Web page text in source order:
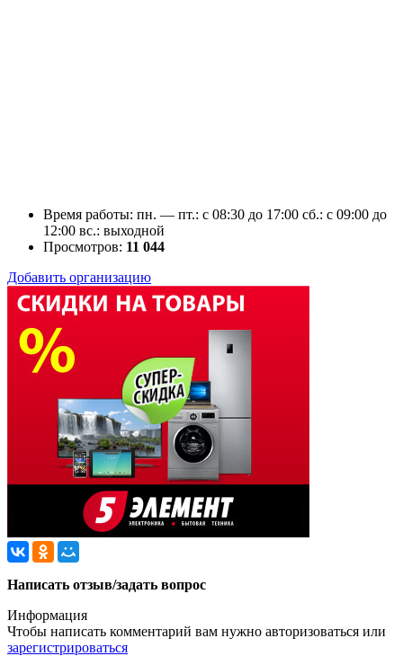
Время работы: пн. — пт.: c 08:30 до 17:00 сб.: c 09:00 до
12:00 вс.: выходной
Просмотров: 11 044
Добавить организацию
Написать отзыв/задать вопрос
Информация
Чтобы написать комментарий вам нужно авторизоваться или
зарегистрироваться